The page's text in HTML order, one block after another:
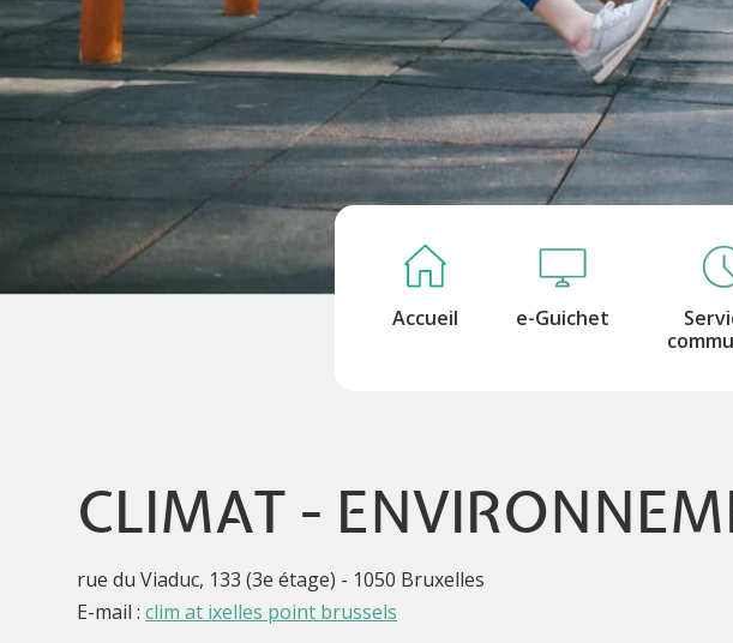
Accueil e-Guichet
CLIMAT -
rue du Viaduc, 133 (3e étage) - 1050 Bruxelles
E-mail : clim at ixelles point brussels